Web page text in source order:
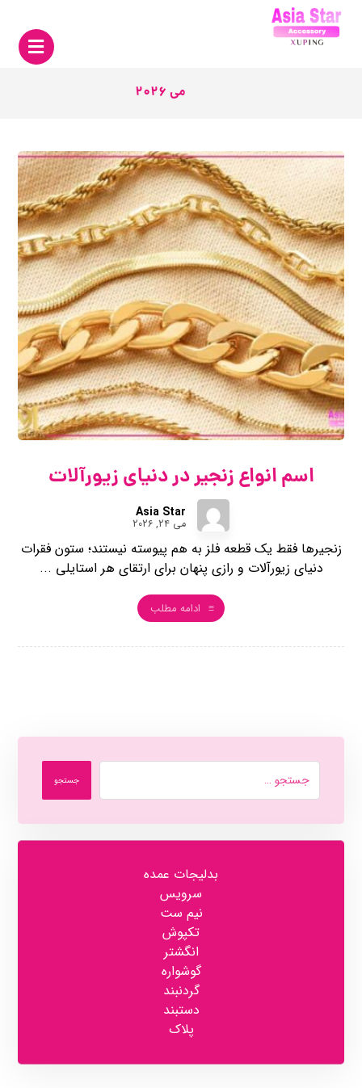
می 2026
اسم انواع زنجیر در دنیای زیورآلات
Asia Star
می ۲۴, ۲۰۲۶
زنجیرها فقط یک قطعه فلز به هم پیوسته نیستند؛ ستون فقرات
دنیای زیورآلات و رازی پنهان برای ارتقای هر استایلی ...
ادامه مطلب
جستجو
بدلیجات عمده
سرویس
نیم ست
تکپوش
انگشتر
گوشواره
گردنبند
دستبند
پلاک